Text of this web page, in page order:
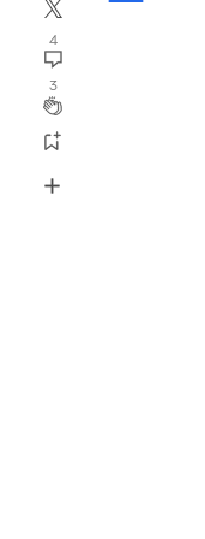
4
3